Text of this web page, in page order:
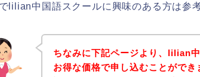
lilian中国語スクールに興味のある方は参
ちなみに下記ページより、lilian
お得な価格で申し込むことがで